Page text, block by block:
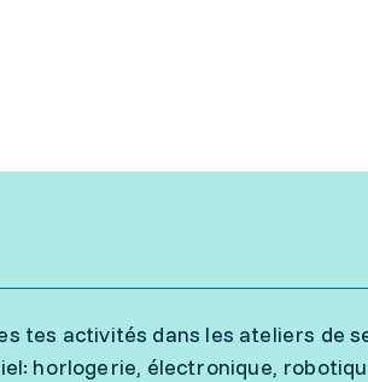
tes activités dans les ateliers de
horlogerie, électronique,